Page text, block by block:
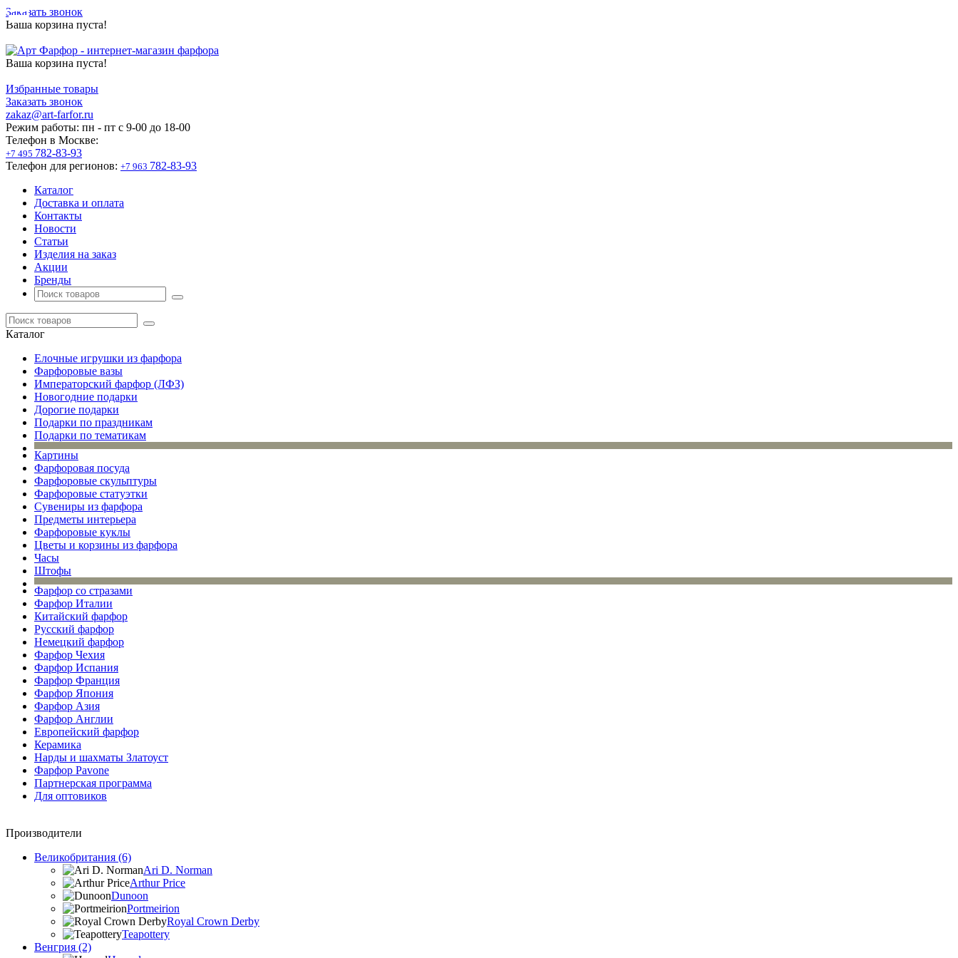
Заказать звонок
Ваша корзина пуста!
Ваша корзина пуста!
Избранные товары
Заказать звонок
zakaz@art-farfor.ru
Режим работы: пн - пт c 9-00 до 18-00
Телефон в Москве:
+7 495 782-83-93
Телефон для регионов: +7 963 782-83-93
Каталог
Доставка и оплата
Контакты
Новости
Статьи
Изделия на заказ
Акции
Бренды
Каталог
Елочные игрушки из фарфора
Фарфоровые вазы
Императорский фарфор (ЛФЗ)
Новогодние подарки
Дорогие подарки
Подарки по праздникам
Подарки по тематикам
Картины
Фарфоровая посуда
Фарфоровые скульптуры
Фарфоровые статуэтки
Сувениры из фарфора
Предметы интерьера
Фарфоровые куклы
Цветы и корзины из фарфора
Часы
Штофы
Фарфор со стразами
Фарфор Италии
Китайский фарфор
Русский фарфор
Немецкий фарфор
Фарфор Чехия
Фарфор Испания
Фарфор Франция
Фарфор Япония
Фарфор Азия
Фарфор Англии
Европейский фарфор
Керамика
Нарды и шахматы Златоуст
Фарфор Pavone
Партнерская программа
Для оптовиков
Производители
Великобритания (6)
Ari D. Norman
Arthur Price
Dunoon
Portmeirion
Royal Crown Derby
Teapottery
Венгрия (2)